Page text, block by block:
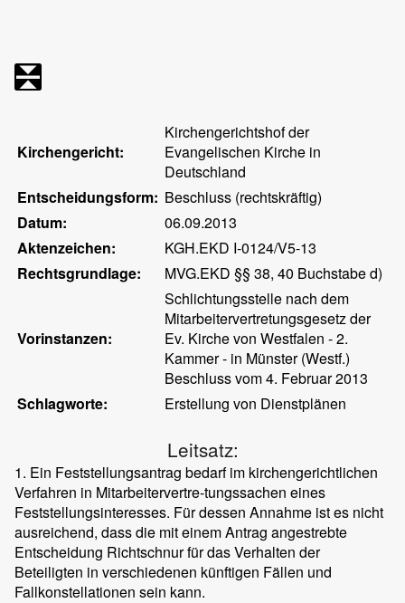
Kirchengericht:
Kirchengerichtshof der
Evangelischen Kirche in
Deutschland
Entscheidungsform: Beschluss (rechtskräftig)
Datum:
06.09.2013
Aktenzeichen:
KGH.EKD I-0124/V5-13
Rechtsgrundlage:
MVG.EKD §§ 38, 40 Buchstabe d)
Vorinstanzen:
Schlichtungsstelle nach dem
Mitarbeitervertretungsgesetz der
Ev. Kirche von Westfalen - 2.
Kammer - in Münster (Westf.)
Beschluss vom 4. Februar 2013
Schlagworte:
Erstellung von Dienstplänen
Leitsatz:
1. Ein Feststellungsantrag bedarf im kirchengerichtlichen
Verfahren in Mitarbeitervertre-tungssachen eines
Feststellungsinteresses. Für dessen Annahme ist es nicht
ausreichend, dass die mit einem Antrag angestrebte
Entscheidung Richtschnur für das Verhalten der
Beteiligten in verschiedenen künftigen Fällen und
Fallkonstellationen sein kann.